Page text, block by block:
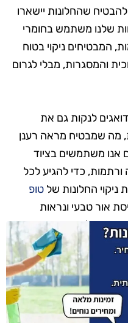
שהחלונות יישארו
שלנו משתמש בחומרי
המבטיחים ניקוי בטוח
והמסגרות, מבלי לגרום
לנקות גם את
מה שמבטיח מראה רענן
אנו משתמשים בציוד
כדי להגיע לכל
ניקוי החלונות של טופ
אור טבעי ונראות
לאורך זמן.